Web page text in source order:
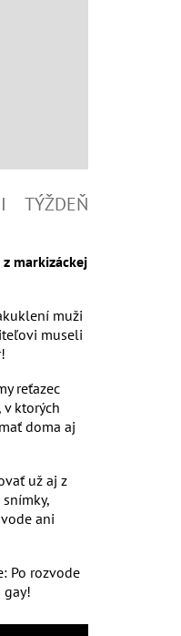
TÝŽDEŇ
markizáckej
muži
museli
reťazec
v ktorých
doma aj
už aj z
ani
Po rozvode
gay!